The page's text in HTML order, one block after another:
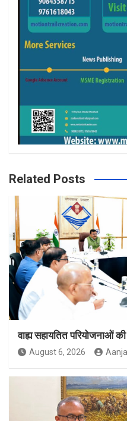
Related Posts
वाह्य सहायतित परियोजनाओं की
August 6, 2026